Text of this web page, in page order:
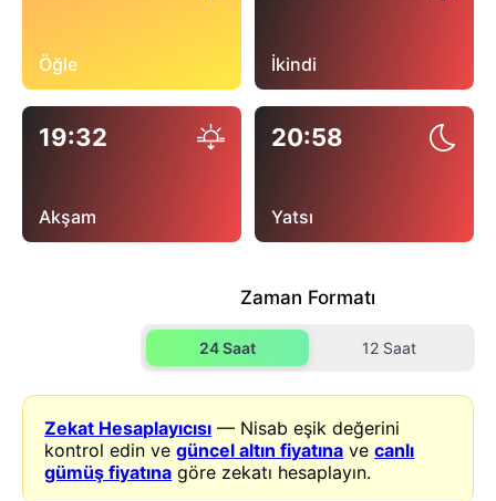
Öğle İkindi
19:32
Akşam
20:58
Yatsı
Zaman Formatı
24 Saat 12 Saat
Zekat Hesaplayıcısı — Nisab eşik değerini
kontrol edin vegüncel altın fiyatına vecanlı
gümüş fiyatına göre zekatı hesaplayın.